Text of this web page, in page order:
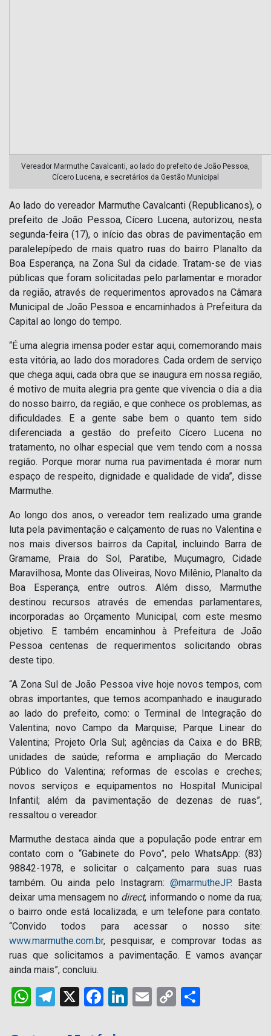
Vereador Marmuthe Cavalcanti, ao lado do prefeito de João Pessoa,
Cícero Lucena, e secretários da Gestão Municipal
Ao lado do vereador Marmuthe Cavalcanti (Republicanos), o
prefeito de João Pessoa, Cícero Lucena, autorizou, nesta
segunda-feira (17), o início das obras de pavimentação em
paralelepípedo de mais quatro ruas do bairro Planalto da
Boa Esperança, na Zona Sul da cidade. Tratam-se de vias
públicas que foram solicitadas pelo parlamentar e morador
da região, através de requerimentos aprovados na Câmara
Municipal de João Pessoa e encaminhados à Prefeitura da
Capital ao longo do tempo.
“É uma alegria imensa poder estar aqui, comemorando mais
esta vitória, ao lado dos moradores. Cada ordem de serviço
que chega aqui, cada obra que se inaugura em nossa região,
é motivo de muita alegria pra gente que vivencia o dia a dia
do nosso bairro, da região, e que conhece os problemas, as
dificuldades. E a gente sabe bem o quanto tem sido
diferenciada a gestão do prefeito Cícero Lucena no
tratamento, no olhar especial que vem tendo com a nossa
região. Porque morar numa rua pavimentada é morar num
espaço de respeito, dignidade e qualidade de vida”, disse
Marmuthe.
Ao longo dos anos, o vereador tem realizado uma grande
luta pela pavimentação e calçamento de ruas no Valentina e
nos mais diversos bairros da Capital, incluindo Barra de
Gramame, Praia do Sol, Paratibe, Muçumagro, Cidade
Maravilhosa, Monte das Oliveiras, Novo Milênio, Planalto da
Boa Esperança, entre outros. Além disso, Marmuthe
destinou recursos através de emendas parlamentares,
incorporadas ao Orçamento Municipal, com este mesmo
objetivo. E também encaminhou à Prefeitura de João
Pessoa centenas de requerimentos solicitando obras
deste tipo.
“A Zona Sul de João Pessoa vive hoje novos tempos, com
obras importantes, que temos acompanhado e inaugurado
ao lado do prefeito, como: o Terminal de Integração do
Valentina; novo Campo da Marquise; Parque Linear do
Valentina; Projeto Orla Sul; agências da Caixa e do BRB;
unidades de saúde; reforma e ampliação do Mercado
Público do Valentina; reformas de escolas e creches;
novos serviços e equipamentos no Hospital Municipal
Infantil; além da pavimentação de dezenas de ruas”,
ressaltou o vereador.
Marmuthe destaca ainda que a população pode entrar em
contato com o “Gabinete do Povo”, pelo WhatsApp: (83)
98842-1978, e solicitar o calçamento para suas ruas
também. Ou ainda pelo Instagram: @marmutheJP. Basta
deixar uma mensagem no direct, informando o nome da rua;
o bairro onde está localizada; e um telefone para contato.
“Convido todos para acessar o nosso site:
www.marmuthe.com.br, pesquisar, e comprovar todas as
ruas que solicitamos a pavimentação. E vamos avançar
ainda mais”, concluiu.
WhatsApp
Telegram
X Facebook
LinkedIn
Email
Copy